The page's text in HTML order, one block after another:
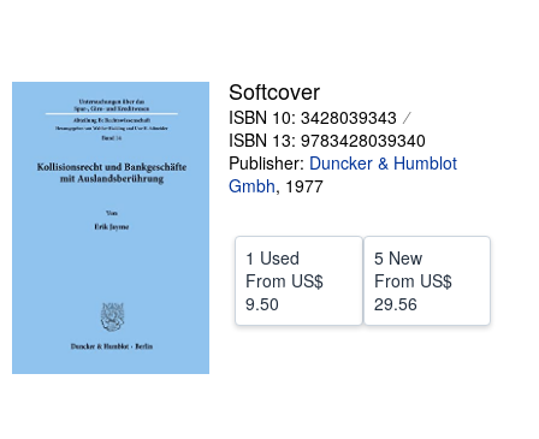
Start Selling
CLOSE
Softcover
ISBN 10: 3428039343
ISBN 13: 9783428039340
Publisher: Duncker & Humblot
Gmbh, 1977
1 Used
From US$
9.50
5 New
From US$
29.56